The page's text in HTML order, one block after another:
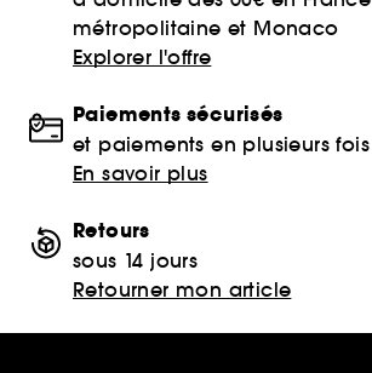
métropolitaine et Monaco
Explorer l'offre
Paiements sécurisés
et paiements en plusieurs fois
En savoir plus
Retours
sous 14 jours
Retourner mon article